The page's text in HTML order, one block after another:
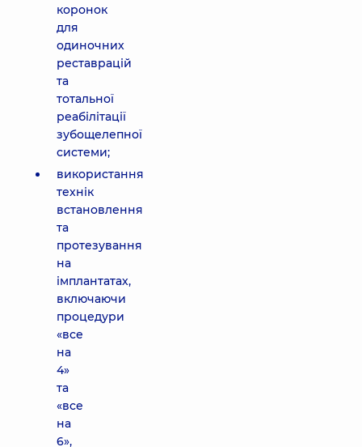
коронок
для
одиночних
реставрацій
та
тотальної
реабілітації
зубощелепної
системи;
використання
технік
встановлення
та
протезування
на
імплантатах,
включаючи
процедури
«все
на
4»
та
«все
на
6»,